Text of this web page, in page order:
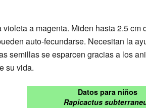
a magenta. Miden hasta 2.5 cm
auto-fecundarse. Necesitan la
semillas se esparcen gracias a los
su vida.
Datos para niños
Rapicactus